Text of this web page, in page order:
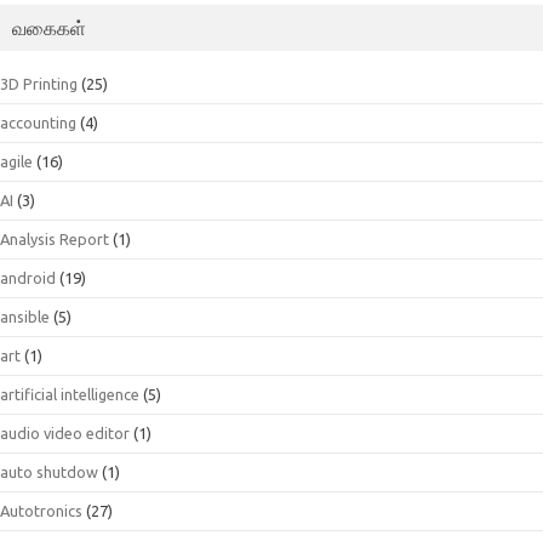
வகைகள்
3D Printing (25)
accounting (4)
agile (16)
AI (3)
Analysis Report (1)
android (19)
ansible (5)
art (1)
artificial intelligence (5)
audio video editor (1)
auto shutdow (1)
Autotronics (27)